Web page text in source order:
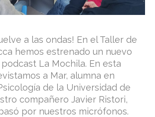
a las ondas! En el Taller de
hemos estrenado un nuevo
La Mochila. En esta
a Mar, alumna en
de la Universidad de
compañero Javier Ristori,
por nuestros micrófonos.